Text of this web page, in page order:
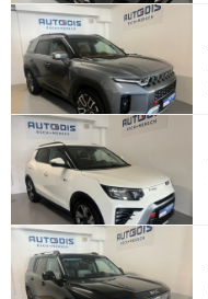
Kilométrage
--
Budget
min
Énergie
--